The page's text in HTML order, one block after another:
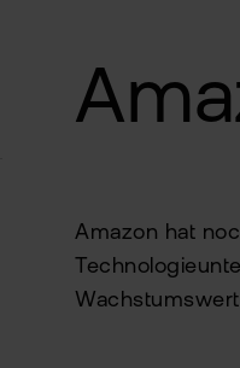
Amazon hat